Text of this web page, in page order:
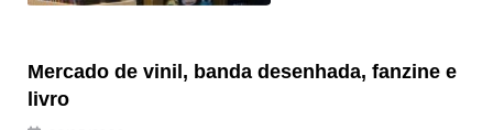
Mercado de vinil, banda desenhada, fanzine e
livro